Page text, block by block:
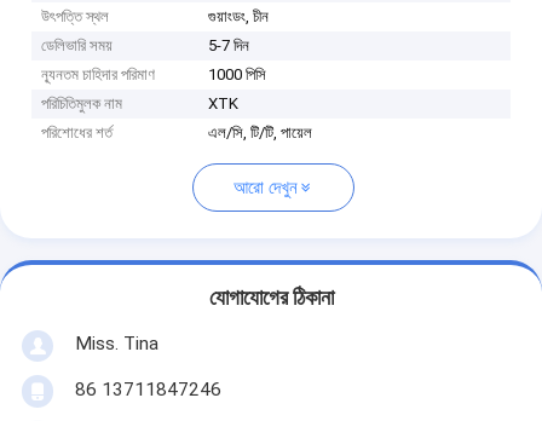
উৎপত্তি স্থল
গুয়াংডং, চীন
ডেলিভারি সময়
5-7 দিন
ন্যূনতম চাহিদার পরিমাণ
1000 পিসি
পরিচিতিমুলক নাম
XTK
পরিশোধের শর্ত
এল/সি, টি/টি, পায়েল
আরো দেখুন
যোগাযোগের ঠিকানা
Miss. Tina
86 13711847246